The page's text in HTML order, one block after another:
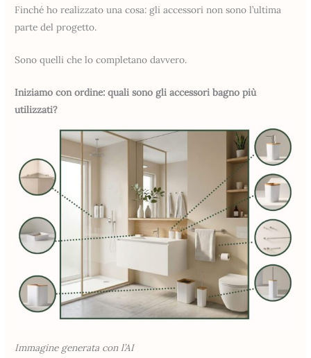
Finché ho realizzato una cosa: gli accessori non sono l’ultima
parte del progetto.
Sono quelli che lo completano davvero.
Iniziamo con ordine: quali sono gli accessori bagno più
utilizzati?
Immagine generata con l’AI